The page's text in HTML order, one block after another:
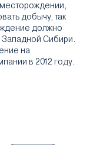
добычу, так
должно
Западной Сибири.
на
в 2012 году.